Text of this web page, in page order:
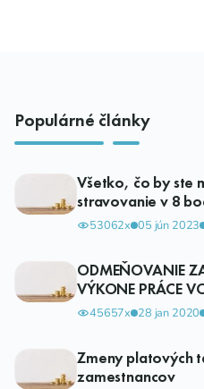
Populárné články
Všetko, čo by ste
stravovanie v 8
53062x 05 jún 2023
ODMEŇOVANIE
VÝKONE PRÁCE
45657x 28 jan 2020
Zmeny platových
zamestnancov